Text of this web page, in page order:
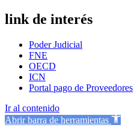
link de interés
Poder Judicial
FNE
OECD
ICN
Portal pago de Proveedores
Ir al contenido
Abrir barra de herramientas